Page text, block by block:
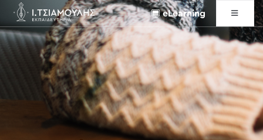
eLearning